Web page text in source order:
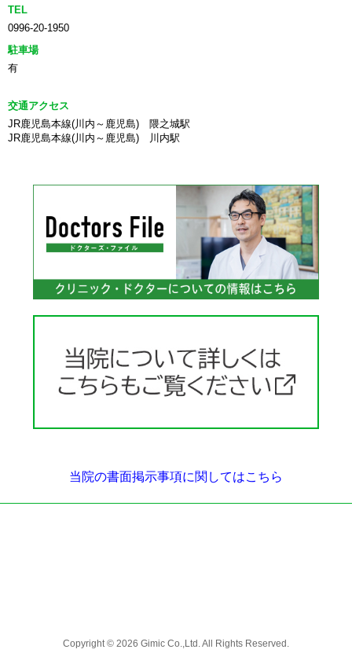
TEL
0996-20-1950
駐車場
有
交通アクセス
JR鹿児島本線(川内～鹿児島) 隈之城駅
JR鹿児島本線(川内～鹿児島) 川内駅
当院の書面掲示事項に関してはこちら
Copyright © 2026 Gimic Co.,Ltd. All Rights Reserved.